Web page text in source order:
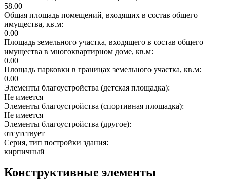
58.00
Общая площадь помещений, входящих в состав общего
имущества, кв.м:
0.00
Площадь земельного участка, входящего в состав общего
имущества в многоквартирном доме, кв.м:
0.00
Площадь парковки в границах земельного участка, кв.м:
0.00
Элементы благоустройства (детская площадка):
Не имеется
Элементы благоустройства (спортивная площадка):
Не имеется
Элементы благоустройства (другое):
отсутствует
Серия, тип постройки здания:
кирпичный
Конструктивные элементы